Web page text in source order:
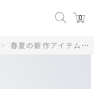
0
> 春夏の新作アイテム >